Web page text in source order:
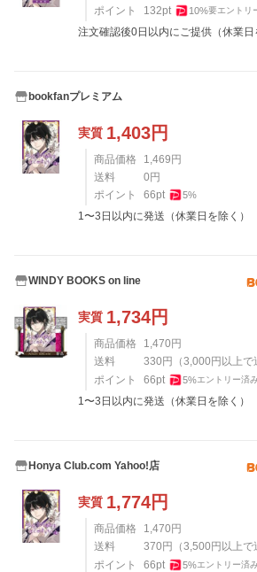
ポイント
132pt 10%要エントリ
注文確認後0日以内にご提供（休業日
bookfanプレミアム
実質 1,403円
商品価格 1,469 円
送料
0 円
ポイント
66pt 5%
1〜3日以内に発送（休業日を除く）
WINDY BOOKS on line
実質 1,734円
商品価格 1,470 円
送料
330 円 （3,000 円以上で
ポイント
66pt 5%エントリー済
1〜3日以内に発送（休業日を除く）
Honya Club.com Yahoo!店
実質 1,774円
商品価格 1,470 円
送料
370 円 （3,500 円以上で
ポイント
66pt 5%エントリー済